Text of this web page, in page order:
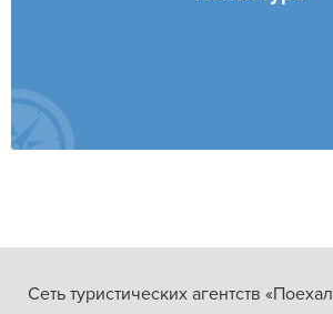
Сеть туристических агентств